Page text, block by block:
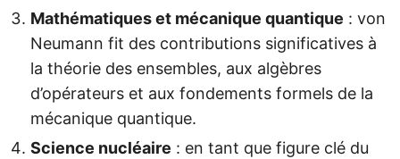
Mathématiques et mécanique quantique : von
Neumann fit des contributions significatives à
la théorie des ensembles, aux algèbres
d’opérateurs et aux fondements formels de la
mécanique quantique.
Science nucléaire : en tant que figure clé du